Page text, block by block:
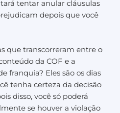
tentar anular cláusulas
depois que você
que transcorreram entre o
da COF e a
franquia? Eles são os dias
tenha certeza da decisão
disso, você só poderá
se houver a violação